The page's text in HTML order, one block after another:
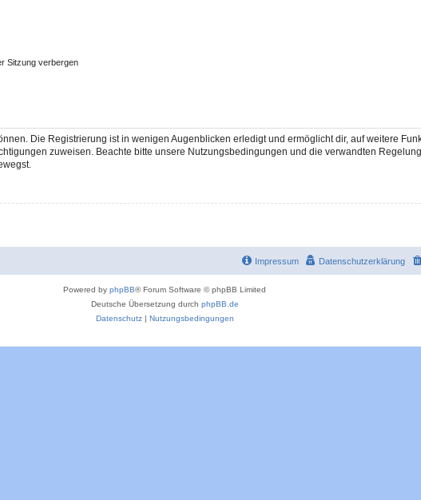
Sitzung verbergen
Die Registrierung ist in wenigen Augenblicken erledigt und ermöglicht dir, auf weitere
zuweisen. Beachte bitte unsere Nutzungsbedingungen und die verwandten
Datenschutzerklärung
Impressum
Powered by phpBB® Forum Software © phpBB Limited
Deutsche Übersetzung durch phpBB.de
Datenschutz| Nutzungsbedingungen